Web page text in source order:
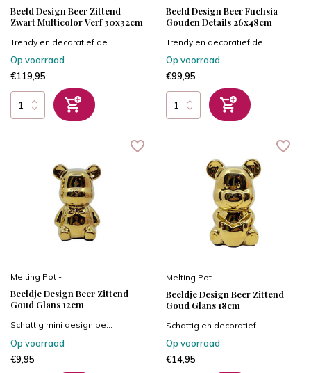
Beeld Design Beer Zittend
Zwart Multicolor Verf 30x32cm
Trendy en decoratief de...
Op voorraad
€119,95
Beeld Design Beer Fuchsia
Gouden Details 26x48cm
Trendy en decoratief de...
Op voorraad
€99,95
Melting Pot -
Beeldje Design Beer Zittend
Goud Glans 12cm
Schattig mini design be...
Op voorraad
€9,95
Melting Pot -
Beeldje Design Beer Zittend
Goud Glans 18cm
Schattig en decoratief ...
Op voorraad
€14,95